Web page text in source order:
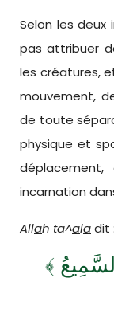
Selon les
pas attribuer
les créatures,
mouvement,
de toute
physique et
incarnation
Allah ta^aladit :
﴾